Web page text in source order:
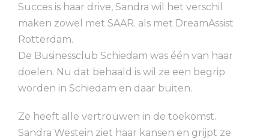
Succes is haar drive, Sandra wil het verschil
maken zowel met SAAR. als met DreamAssist
Rotterdam.
De Businessclub Schiedam was één van haar
doelen. Nu dat behaald is wil ze een begrip
worden in Schiedam en daar buiten.
Ze heeft alle vertrouwen in de toekomst.
Sandra Westein ziet haar kansen en grijpt ze